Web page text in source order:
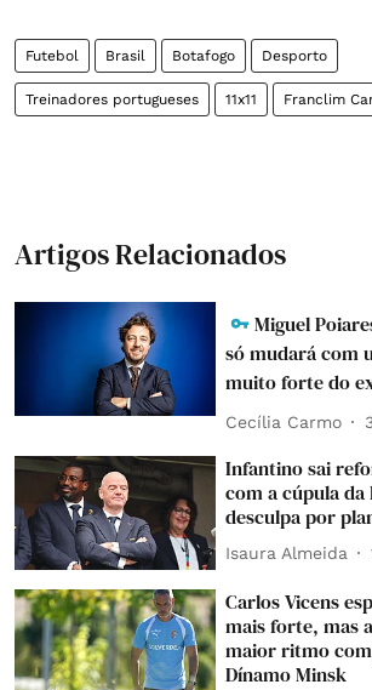
Futebol Brasil Botafogo Desporto
Treinadores portugueses 11x11 Franclim
Artigos Relacionados
Miguel
só mudará com
muito forte do
Cecília Carmo
Infantino sai
com a cúpula da
desculpa por
Isaura Almeida
Carlos Vicens
mais forte, mas
maior ritmo
Dínamo Minsk